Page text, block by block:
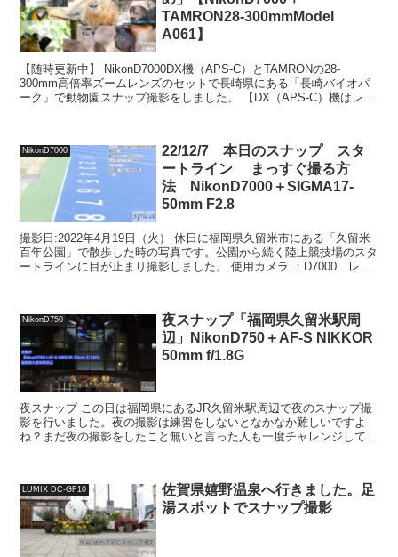
TAMRON28-300mmModel
A061】
【随時更新中】 NikonD7000DX機（APS-C）とTAMRONの28-
300mm高倍率ズームレンズのセットで長崎県にある「長崎バイオパ
ーク」で動物園スナップ撮影をしました。 【DX（APS-C）機はレン
NikonD7000
22/12/7 本日のスナップ スタ
ートライン まっすぐ撮る方
法 NikonD7000＋SIGMA17-
50mm F2.8
撮影日:2022年4月19日（火） 休日に福岡県久留米市にある「久留米
百年公園」で散歩した時の写真です。公園から続く陸上競技場のスタ
ートラインに目が止まり撮影しました。 使用カメラ ：D7000 レン
NikonD750
夜スナップ「福岡県久留米駅周
辺」NikonD750＋AF-S NIKKOR
50mm f/1.8G
夜スナップ この日は福岡県にあるJR久留米駅周辺で夜のスナップ撮
影を行いました。夜の撮影は練習をしないとなかなか難しいですよ
ね？まだ夜の撮影をしたこと無いと言った人も一度チャレンジしてみ
LUMIX DC-GF10
佐賀県嬉野温泉へ行きました。足
湯スポットでスナップ撮影